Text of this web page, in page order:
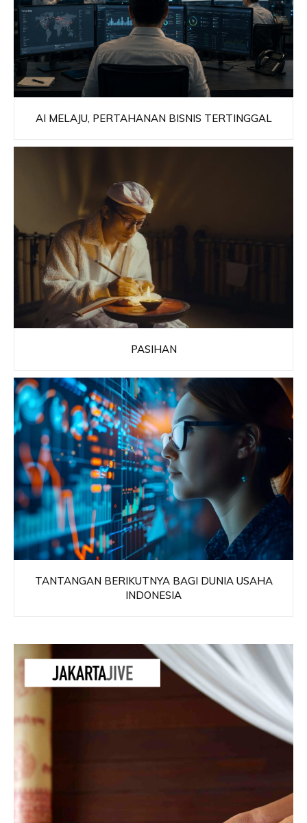
AI MELAJU, PERTAHANAN BISNIS TERTINGGAL
PASIHAN
TANTANGAN BERIKUTNYA BAGI DUNIA USAHA
INDONESIA